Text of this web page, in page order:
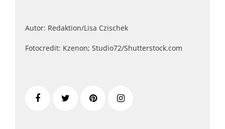
Autor: Redaktion/Lisa Czischek
Fotocredit: Kzenon; Studio72/Shutterstock.com